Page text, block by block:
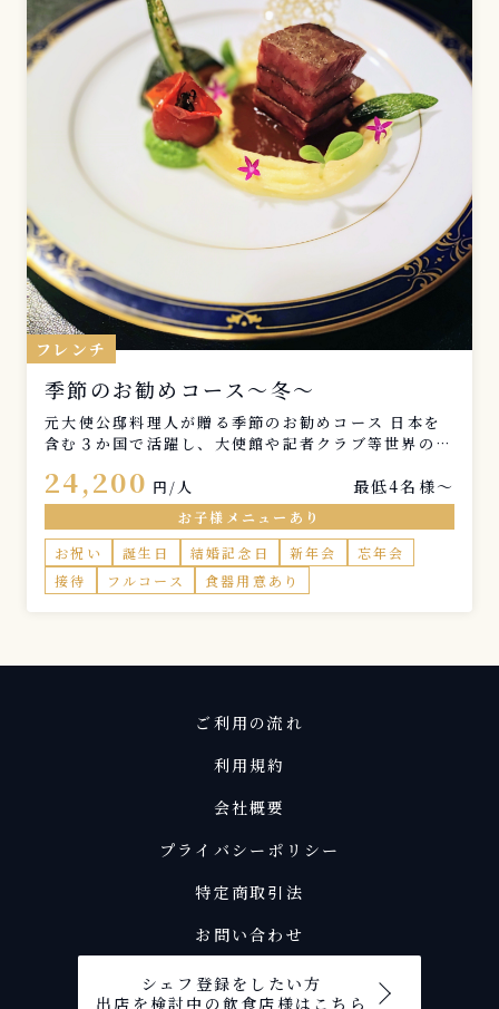
フレンチ
季節のお勧めコース～冬～
元大使公邸料理人が贈る季節のお勧めコース 日本を
含む３か国で活躍し、大使館や記者クラブ等世界のV
卓越した技術をお楽しみ頂けます。 ※内容は仕入れ
状況等により、またご自宅等の設備環境により予告な
く変更になる場合があります。
24,200 円/人 最低4名様〜
お子様メニューあり
お祝い
誕生日 結婚記念日 新年会
忘年会
接待
フルコース 食器用意あり
ご利用の流れ
利用規約
会社概要
プライバシーポリシー
特定商取引法
お問い合わせ
シェフ登録をしたい方
出店を検討中の飲食店様はこちら